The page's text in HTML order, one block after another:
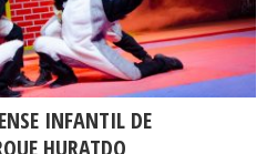
INFANTIL DE